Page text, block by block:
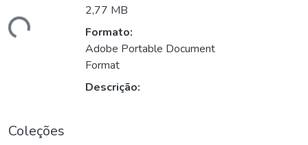
2,77 MB
Formato:
Adobe Portable Document
Format
Descrição:
Coleções